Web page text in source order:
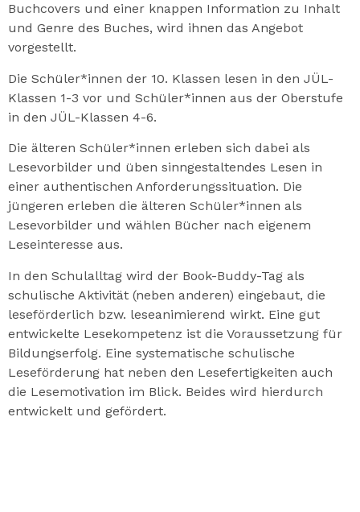
Buchcovers und einer knappen Information zu Inhalt
und Genre des Buches, wird ihnen das Angebot
vorgestellt.
Die Schüler*innen der 10. Klassen lesen in den JÜL-
Klassen 1-3 vor und Schüler*innen aus der Oberstufe
in den JÜL-Klassen 4-6.
Die älteren Schüler*innen erleben sich dabei als
Lesevorbilder und üben sinngestaltendes Lesen in
einer authentischen Anforderungssituation. Die
jüngeren erleben die älteren Schüler*innen als
Lesevorbilder und wählen Bücher nach eigenem
Leseinteresse aus.
In den Schulalltag wird der Book-Buddy-Tag als
schulische Aktivität (neben anderen) eingebaut, die
leseförderlich bzw. leseanimierend wirkt. Eine gut
entwickelte Lesekompetenz ist die Voraussetzung für
Bildungserfolg. Eine systematische schulische
Leseförderung hat neben den Lesefertigkeiten auch
die Lesemotivation im Blick. Beides wird hierdurch
entwickelt und gefördert.